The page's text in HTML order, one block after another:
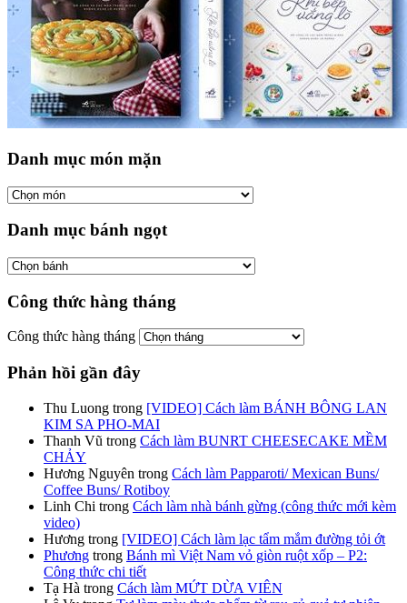
Danh mục món mặn
Danh mục bánh ngọt
Công thức hàng tháng
Công thức hàng tháng
Phản hồi gần đây
Thu Luong trong [VIDEO] Cách làm BÁNH BÔNG LAN
KIM SA PHO-MAI
Thanh Vũ trong Cách làm BUNRT CHEESECAKE MỀM
CHẢY
Hương Nguyên trong Cách làm Papparoti/ Mexican Buns/
Coffee Buns/ Rotiboy
Linh Chi trong Cách làm nhà bánh gừng (công thức mới kèm
video)
Hương trong [VIDEO] Cách làm lạc tẩm mắm đường tỏi ớt
Phương trong Bánh mì Việt Nam vỏ giòn ruột xốp – P2:
Công thức chi tiết
Tạ Hà trong Cách làm MỨT DỪA VIÊN